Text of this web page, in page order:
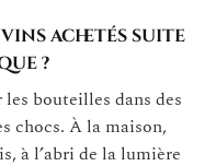
achetés suite
?
bouteilles dans des
chocs. À la maison,
à l’abri de la lumière